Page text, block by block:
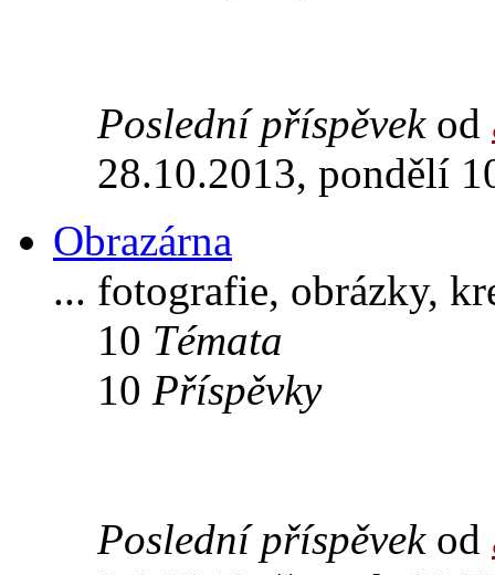
Poslední příspěvekod
28.10.2013, pondělí
Obrazárna
... fotografie, obrázky,
10 Témata
10 Příspěvky
Poslední příspěvekod